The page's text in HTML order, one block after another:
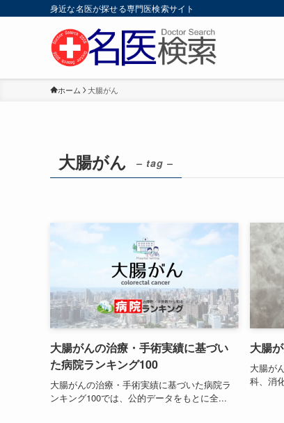
身近な名医が探せる専門医検索サイト
ホーム 大腸がん
大腸がん – tag –
大腸がんの治療・手術実績に基づい
た病院ランキング100
大腸がんの治療・手術実績に基づいた病院ラ
ンキング100では、公的データをもとに全...
大腸
大腸が
科、消